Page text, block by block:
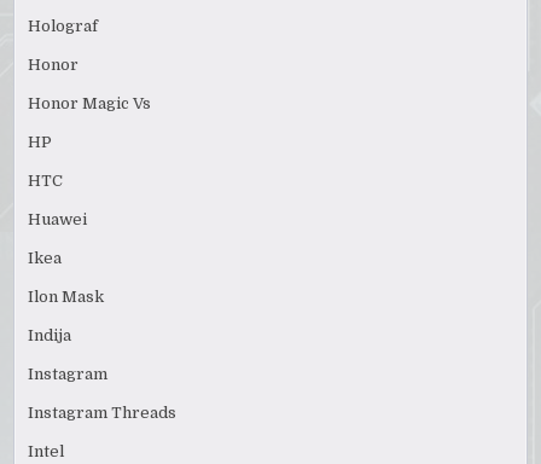
Holograf
Honor
Honor Magic Vs
HP
HTC
Huawei
Ikea
Ilon Mask
Indija
Instagram
Instagram Threads
Intel